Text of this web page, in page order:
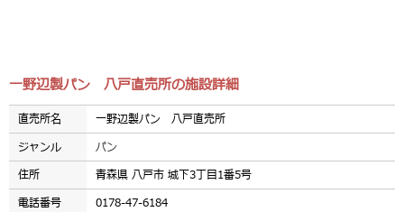
一野辺製パン 八戸直売所の施設詳細
直売所名
一野辺製パン 八戸直売所
ジャンル
パン
住所
青森県 八戸市 城下3丁目1番5号
電話番号
0178-47-6184